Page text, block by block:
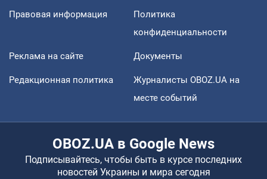
Правовая информация
Политика
конфиденциальности
Реклама на сайте Документы
Редакционная политика
Журналисты OBOZ.UA на
месте событий
OBOZ.UA в Google News
Подписывайтесь, чтобы быть в курсе последних
новостей Украины и мира сегодня